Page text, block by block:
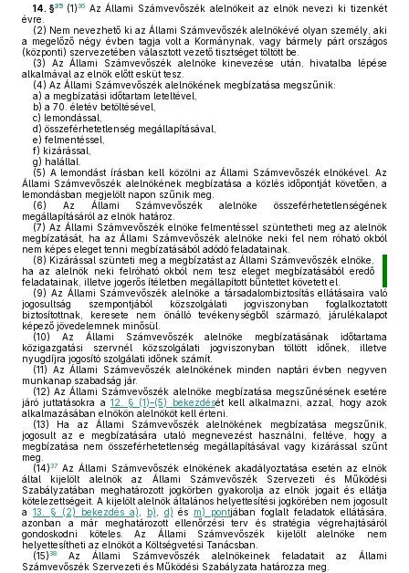
14. §35 (1)36Az Állami Számvevőszék alelnökeit az elnök nevezi ki tizenkét
évre.
(2) Nem nevezhető ki az Állami Számvevőszék alelnökévé olyan személy, aki
a megelőző négy évben tagja volt a Kormánynak, vagy bármely párt országos
(központi) szervezetében választott vezető tisztséget töltött be.
(3) Az Állami Számvevőszék alelnöke kinevezése után, hivatalba lépése
alkalmával az elnök előtt esküt tesz.
(4) Az Állami Számvevőszék alelnökének megbízatása megszűnik:
a) a megbízatási időtartam leteltével,
b) a 70. életév betöltésével,
c) lemondással,
d) összeférhetetlenség megállapításával,
e) felmentéssel,
f) kizárással,
g) halállal.
(5) A lemondást írásban kell közölni az Állami Számvevőszék elnökével. Az
Állami Számvevőszék alelnökének megbízatása a közlés időpontját követően, a
lemondásban megjelölt napon szűnik meg.
(6) Az Állami Számvevőszék alelnöke összeférhetetlenségének
megállapításáról az elnök határoz.
(7) Az Állami Számvevőszék elnöke felmentéssel szüntetheti meg az alelnök
megbízatását, ha az Állami Számvevőszék alelnöke neki fel nem róható okból
nem képes eleget tenni megbízatásából adódó feladatainak.
(8) Kizárással szünteti meg a megbízatást az Állami Számvevőszék elnöke,
ha az alelnök neki felróható okból nem tesz eleget megbízatásából eredő
feladatainak, illetve jogerős ítéletben megállapított bűntettet követett el.
(9) Az Állami Számvevőszék alelnöke a társadalombiztosítás ellátásaira való
jogosultság szempontjából közszolgálati jogviszonyban foglalkoztatott
biztosítottnak, keresete nem önálló tevékenységből származó, járulékalapot
képező jövedelemnek minősül.
(10) Az Állami Számvevőszék alelnöke megbízatásának időtartama
közigazgatási szervnél közszolgálati jogviszonyban töltött időnek, illetve
nyugdíjra jogosító szolgálati időnek számít.
(11) Az Állami Számvevőszék alelnökének minden naptári évben negyven
munkanap szabadság jár.
(12) Az Állami Számvevőszék alelnöke megbízatása megszűnésének esetére
járó juttatásokra a 12. § (1)–(5) bekezdését kell alkalmazni, azzal, hogy azok
alkalmazásában elnökön alelnököt kell érteni.
(13) Ha az Állami Számvevőszék alelnökének megbízatása megszűnik,
jogosult az e megbízatására utaló megnevezést használni, feltéve, hogy a
megbízatása nem összeférhetetlenség megállapításával vagy kizárással szűnt
meg.
(14)37 Az Állami Számvevőszék elnökének akadályoztatása esetén az elnök
által kijelölt alelnök az Állami Számvevőszék Szervezeti és Működési
Szabályzatában meghatározott jogkörben gyakorolja az elnök jogait és ellátja
kötelezettségeit. A kijelölt alelnök általános helyettesítési jogkörében nem jogosult
a 13. § (2) bekezdés a) b) d) és m) pontjában foglalt feladatok ellátására,
azonban a már meghatározott ellenőrzési terv és stratégia végrehajtásáról
gondoskodni köteles. Az Állami Számvevőszék kijelölt alelnöke nem
helyettesítheti az elnököt a Költségvetési Tanácsban.
(15)38
Az Állami Számvevőszék alelnökeinek feladatait az Állami
Számvevőszék Szervezeti és Működési Szabályzata határozza meg.